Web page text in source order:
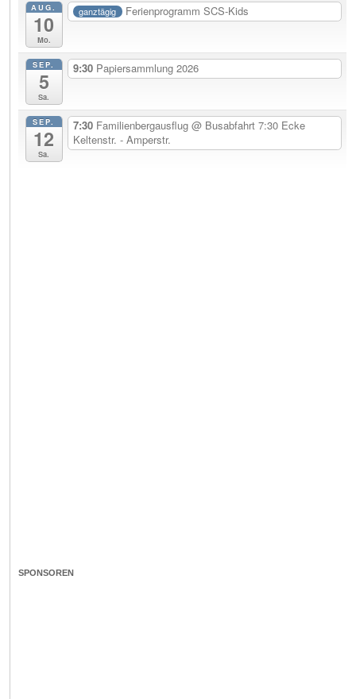
AUG.
10
Mo.
ganztägig Ferienprogramm SCS-Kids
SEP.
5
Sa.
9:30 Papiersammlung 2026
SEP.
12
Sa.
7:30 Familienbergausflug @ Busabfahrt 7:30 Ecke
Keltenstr. - Amperstr.
SPONSOREN